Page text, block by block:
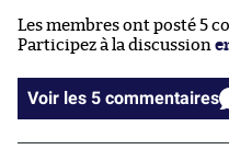
Les membres ont posté 5
Participez à la discussion
Voir les 5 commentaires